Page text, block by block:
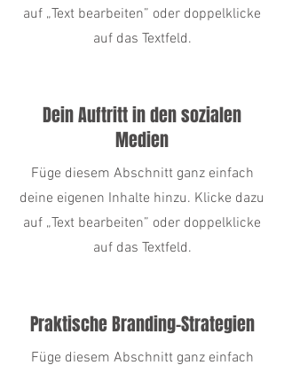
auf „Text bearbeiten” oder doppelklicke
auf das Textfeld.
Dein Auftritt in den sozialen
Medien
Füge diesem Abschnitt ganz einfach
deine eigenen Inhalte hinzu. Klicke dazu
auf „Text bearbeiten” oder doppelklicke
auf das Textfeld.
Praktische Branding-Strategien
Füge diesem Abschnitt ganz einfach